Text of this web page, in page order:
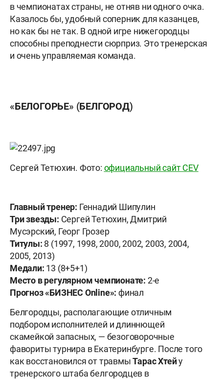
в чемпионатах страны, не отняв ни одного очка.
Казалось бы, удобный соперник для казанцев,
но как бы не так. В одной игре нижегородцы
способны преподнести сюрприз. Это тренерская
и очень управляемая команда.
«БЕЛОГОРЬЕ» (БЕЛГОРОД)
Сергей Тетюхин. Фото: официальный сайт CEV
Главный тренер: Геннадий Шипулин
Три звезды: Сергей Тетюхин, Дмитрий
Мусэрский, Георг Грозер
Титулы: 8 (1997, 1998, 2000, 2002, 2003, 2004,
2005, 2013)
Медали: 13 (8+5+1)
Место в регулярном чемпионате: 2-е
Прогноз «БИЗНЕС Online»: финал
Белгородцы, располагающие отличным
подбором исполнителей и длиннющей
скамейкой запасных, — безоговорочные
фавориты турнира в Екатеринбурге. После того
как восстановился от травмыТарас Хтейу
тренерского штаба белгородцев в